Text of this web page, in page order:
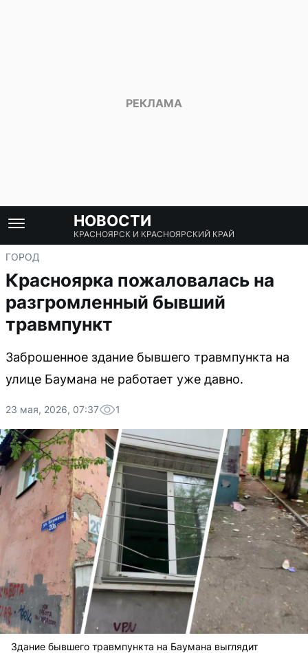
НОВОСТИ
КРАСНОЯРСК И КРАСНОЯРСКИЙ КРАЙ
ГОРОД
Красноярка пожаловалась на
разгромленный бывший
травмпункт
Заброшенное здание бывшего травмпункта на
улице Баумана не работает уже давно.
23 мая, 2026, 07:37 1
Здание бывшего травмпункта на Баумана выглядит